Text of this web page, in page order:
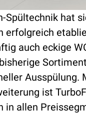
Spültechnik hat
erfolgreich
auch eckige
Ausspülung.
ist
in allen